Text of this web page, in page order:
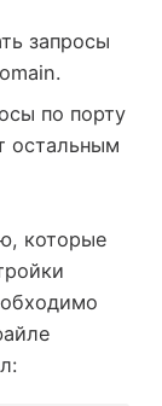
запросы
по порту
остальным
которые